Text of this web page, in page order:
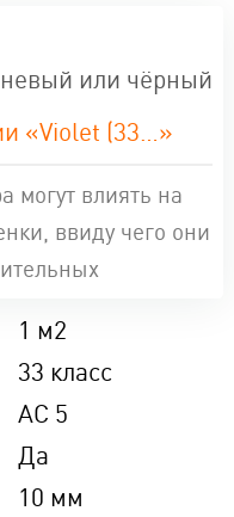
или чёрный
«Violet (33…»
могут влиять на
ввиду чего они
1 м2
33 класс
AC 5
Да
10 мм